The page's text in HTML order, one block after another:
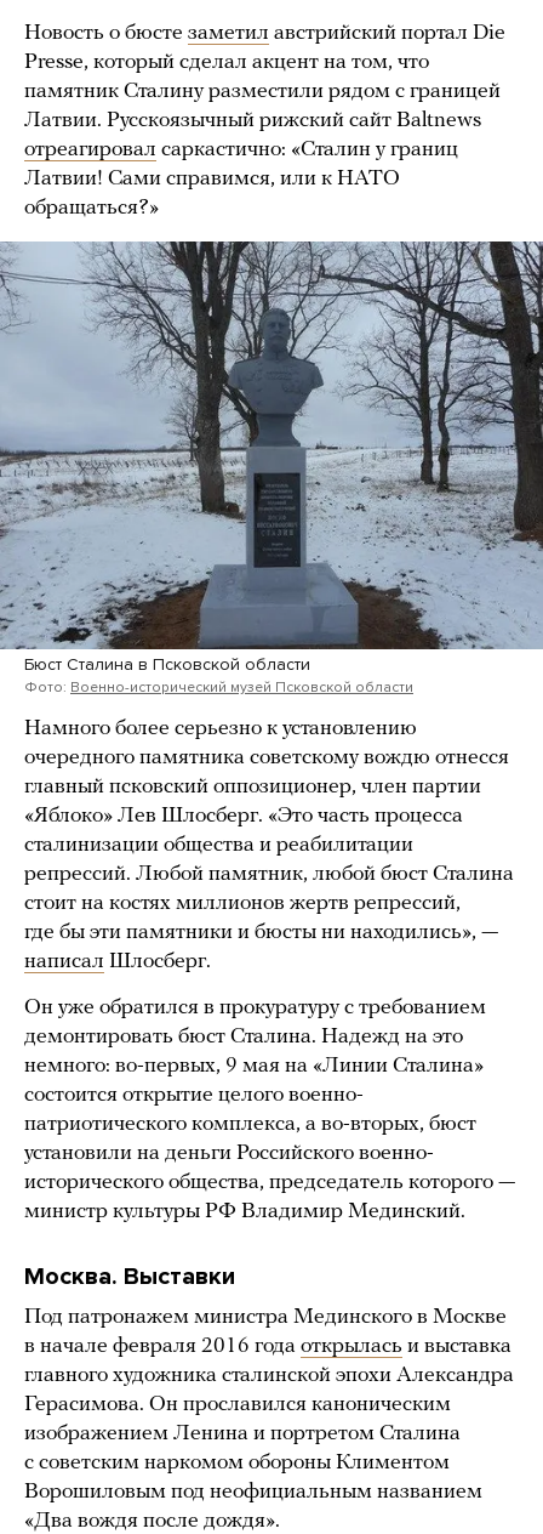
Новость о бюсте заметил австрийский портал Die
Presse, который сделал акцент на том, что
памятник Сталину разместили рядом с границей
Латвии. Русскоязычный рижский сайт Baltnews
отреагировал саркастично: «Сталин у границ
Латвии! Сами справимся, или к НАТО
обращаться?»
Бюст Сталина в Псковской области
Фото: Военно-исторический музей Псковской области
Намного более серьезно к установлению
очередного памятника советскому вождю отнесся
главный псковский оппозиционер, член партии
«Яблоко» Лев Шлосберг. «Это часть процесса
сталинизации общества и реабилитации
репрессий. Любой памятник, любой бюст Сталина
стоит на костях миллионов жертв репрессий,
где бы эти памятники и бюсты ни находились», —
написал Шлосберг.
Он уже обратился в прокуратуру с требованием
демонтировать бюст Сталина. Надежд на это
немного: во-первых, 9 мая на «Линии Сталина»
состоится открытие целого военно-
патриотического комплекса, а во-вторых, бюст
установили на деньги Российского военно-
исторического общества, председатель которого —
министр культуры РФ Владимир Мединский.
Москва. Выставки
Под патронажем министра Мединского в Москве
в начале февраля 2016 года открылась и выставка
главного художника сталинской эпохи Александра
Герасимова. Он прославился каноническим
изображением Ленина и портретом Сталина
с советским наркомом обороны Климентом
Ворошиловым под неофициальным названием
«Два вождя после дождя».